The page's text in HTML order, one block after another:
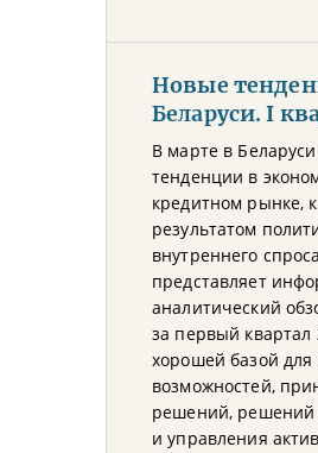
Новые
Беларуси. I
В марте в
тенденции в
кредитном рынке,
результатом
внутреннего
представляет
аналитический
за первый квартал
хорошей базой для
возможностей,
решений, решений
и управления